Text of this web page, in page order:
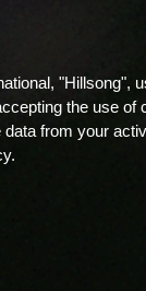
"Hillsong",
the use of
from your